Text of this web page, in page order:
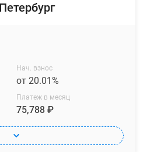
Нач. взнос
от 20.01%
Платеж в месяц
75,788 ₽